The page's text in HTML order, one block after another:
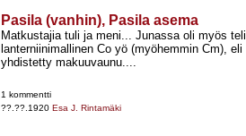
Pasila (vanhin), Pasila asema
Matkustajia tuli ja meni... Junassa oli myös
lanterniinimallinen Co yö (myöhemmin Cm),
yhdistetty makuuvaunu....
1 kommentti
??.??.1920 Esa J. Rintamäki